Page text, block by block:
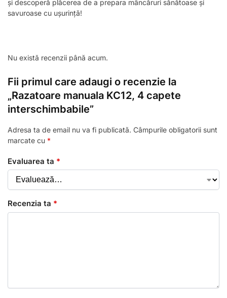
și descoperă plăcerea de a prepara mâncăruri sănătoase și
savuroase cu ușurință!
Nu există recenzii până acum.
Fii primul care adaugi o recenzie la
„Razatoare manuala KC12, 4 capete
interschimbabile”
Adresa ta de email nu va fi publicată. Câmpurile obligatorii sunt
marcate cu *
Evaluarea ta *
Recenzia ta *